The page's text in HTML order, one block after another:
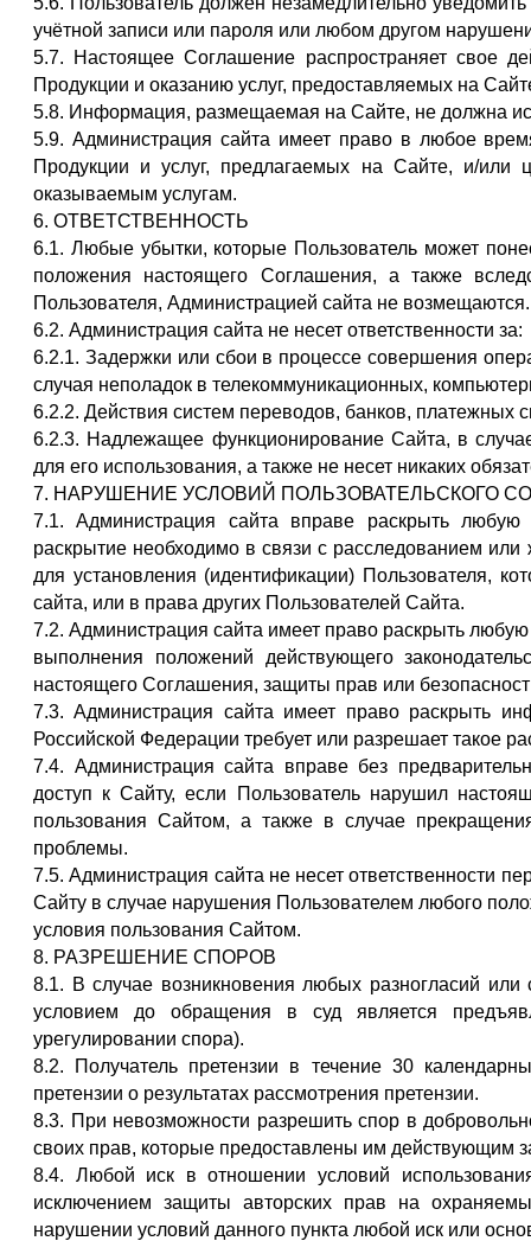
учётной записи или пароля или любом другом
5.7. Настоящее Соглашение распространяет свое
Продукции и оказанию услуг, предоставляемых на
5.8. Информация, размещаемая на Сайте, не должна
5.9. Администрация сайта имеет право в любое
Продукции и услуг, предлагаемых на Сайте, и/
оказываемым услугам.
6. ОТВЕТСТВЕННОСТЬ
6.1. Любые убытки, которые Пользователь может
положения настоящего Соглашения, а также
Пользователя, Администрацией сайта не возмещаются.
6.2. Администрация сайта не несет ответственности за:
6.2.1. Задержки или сбои в процессе совершения
случая неполадок в телекоммуникационных,
6.2.2. Действия систем переводов, банков, платежных
6.2.3. Надлежащее функционирование Сайта, в
для его использования, а также не несет никаких
7. НАРУШЕНИЕ УСЛОВИЙ ПОЛЬЗОВАТЕЛЬСКОГО
7.1. Администрация сайта вправе раскрыть
раскрытие необходимо в связи с расследованием
для установления (идентификации) Пользователя,
сайта, или в права других Пользователей Сайта.
7.2. Администрация сайта имеет право раскрыть
выполнения положений действующего
настоящего Соглашения, защиты прав или
7.3. Администрация сайта имеет право раскрыть
Российской Федерации требует или разрешает такое
7.4. Администрация сайта вправе без
доступ к Сайту, если Пользователь нарушил
пользования Сайтом, а также в случае
проблемы.
7.5. Администрация сайта не несет ответственности
Сайту в случае нарушения Пользователем любого
условия пользования Сайтом.
8. РАЗРЕШЕНИЕ СПОРОВ
8.1. В случае возникновения любых разногласий
условием до обращения в суд является
урегулировании спора).
8.2. Получатель претензии в течение 30
претензии о результатах рассмотрения претензии.
8.3. При невозможности разрешить спор в
своих прав, которые предоставлены им действующим
8.4. Любой иск в отношении условий
исключением защиты авторских прав на
нарушении условий данного пункта любой иск или